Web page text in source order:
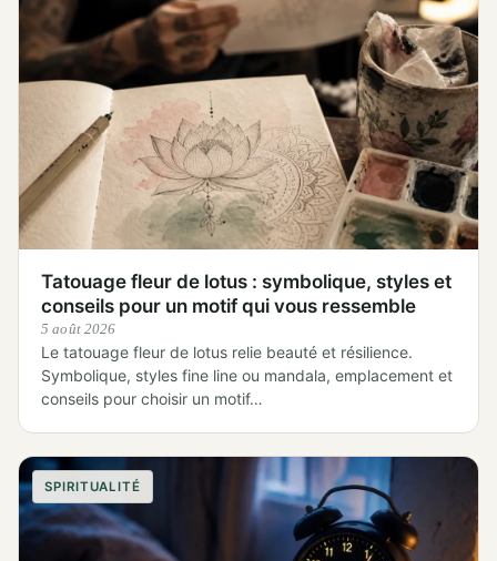
Tatouage fleur de lotus : symbolique, styles et
conseils pour un motif qui vous ressemble
5 août 2026
Le tatouage fleur de lotus relie beauté et résilience.
Symbolique, styles fine line ou mandala, emplacement et
conseils pour choisir un motif…
SPIRITUALITÉ